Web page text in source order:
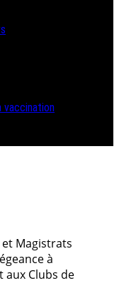
vaccination
Magistrats
à
aux Clubs de